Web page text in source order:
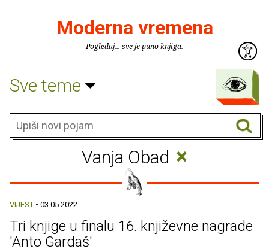
Moderna vremena
Pogledaj... sve je puno knjiga.
Sve teme
Vanja Obad ×
VIJEST • 03.05.2022.
Tri knjige u finalu 16. književne nagrade
'Anto Gardaš'